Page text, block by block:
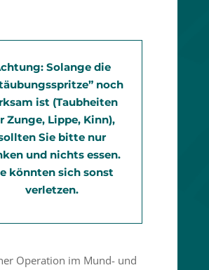
Solange die
noch
ist (Taubheiten
Zunge, Lippe, Kinn),
Sie bitte nur
und nichts essen.
könnten sich sonst
verletzen.
Operation im Mund- und